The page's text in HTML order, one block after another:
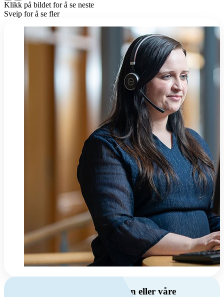
Klikk på bildet for å se neste
Sveip for å se fler
Har du spørsmål om ventilasjon eller våre